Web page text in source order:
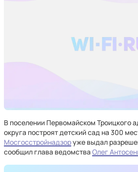
В поселении Первомайском Троицкого
округа построят детский сад на 300
Мосгосстройнадзоруже выдал
сообщил глава ведомства Олег